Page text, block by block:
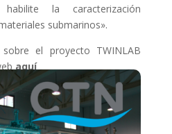
la caracterización
submarinos».
el proyecto TWINLAB
aquí